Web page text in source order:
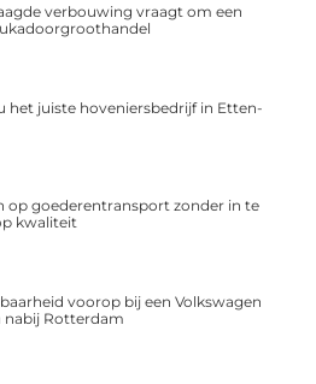
verbouwing vraagt om een
het juiste hoveniersbedrijf in Etten-
op goederentransport zonder in te
kwaliteit
voorop bij een Volkswagen
nabij Rotterdam